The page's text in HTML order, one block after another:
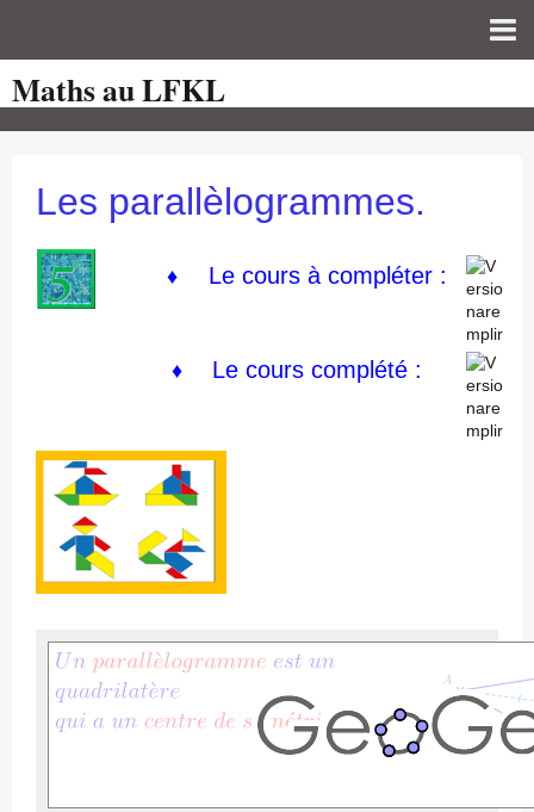
Page d'accueil
Pour les Profs
auto-évaluations
TICE
Programmes officiels
Maths au LFKL
Les parallèlogrammes.
♦ Le cours à compléter :
♦ Le cours complété :